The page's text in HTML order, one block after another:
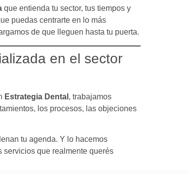
que entienda tu sector, tus tiempos y
puedas centrarte en lo más
de que lleguen hasta tu puerta.
en el sector
Estrategia Dental , trabajamos
los procesos, las objeciones
tu agenda. Y lo hacemos
servicios que realmente querés